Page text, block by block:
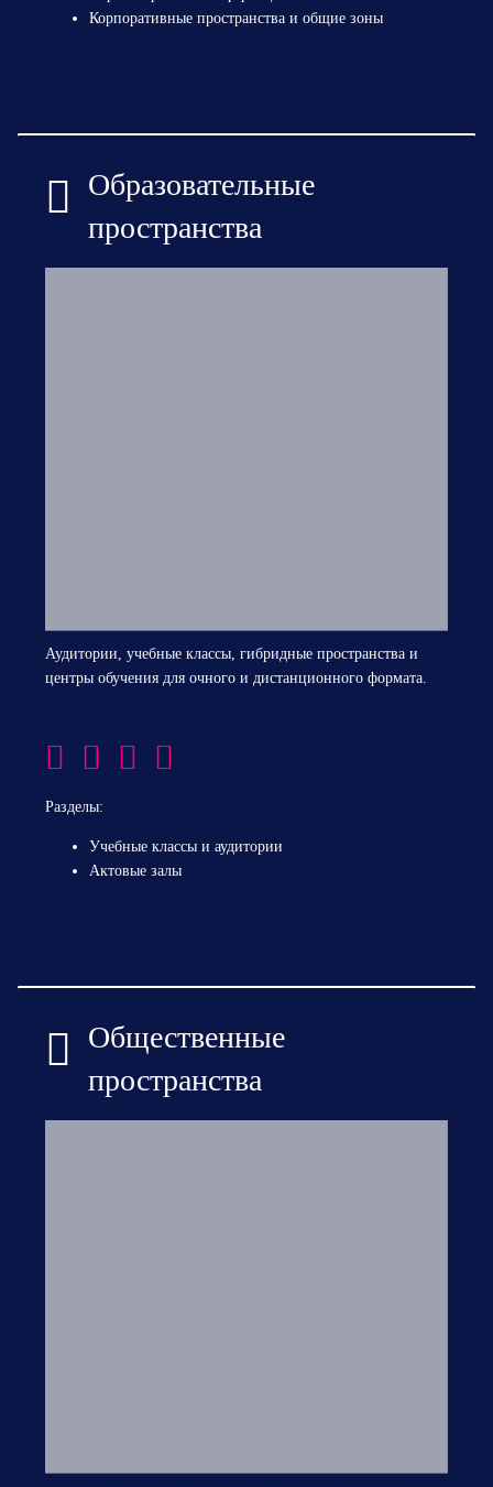
Корпоративные пространства и общие зоны
Образовательные
пространства
Аудитории, учебные классы, гибридные пространства и
центры обучения для очного и дистанционного формата.
Разделы:
Учебные классы и аудитории
Актовые залы
Общественные
пространства